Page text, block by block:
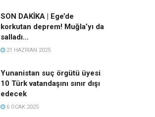
SON DAKİKA | Ege’de
korkutan deprem! Muğla’yı da
salladı…
21 HAZIRAN 2025
Yunanistan suç örgütü üyesi
10 Türk vatandaşını sınır dışı
edecek
6 OCAK 2025